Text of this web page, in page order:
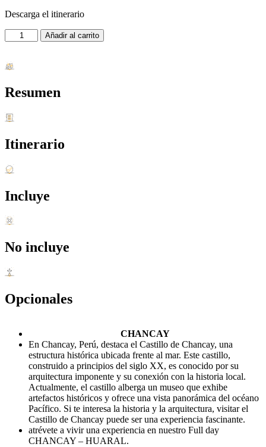
Descarga el itinerario
CHANCAY
-
FULL
cantidad
Añadir al carrito
Resumen
Itinerario
Incluye
No incluye
Opcionales
CHANCAY
En Chancay, Perú, destaca el Castillo de Chancay, una
estructura histórica ubicada frente al mar. Este castillo,
construido a principios del siglo XX, es conocido por su
arquitectura imponente y su conexión con la historia local.
Actualmente, el castillo alberga un museo que exhibe
artefactos históricos y ofrece una vista panorámica del océano
Pacífico. Si te interesa la historia y la arquitectura, visitar el
Castillo de Chancay puede ser una experiencia fascinante.
atrévete a vivir una experiencia en nuestro Full day
CHANCAY – HUARAL.